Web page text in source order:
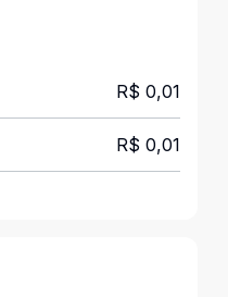
R$ 0,01
R$ 0,01